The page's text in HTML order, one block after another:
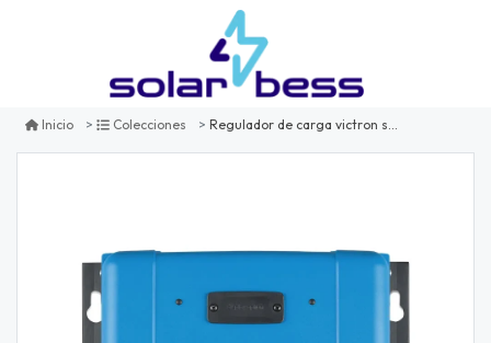
Inicio Colecciones Regulador de carga victron smartsolar mppt 150/100-tr ve.can